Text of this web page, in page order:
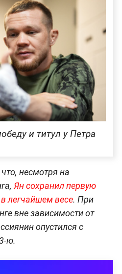
и титул у Петра
несмотря на
Ян сохранил первую
в легчайшем весе. При
вне зависимости от
опустился с
ю.